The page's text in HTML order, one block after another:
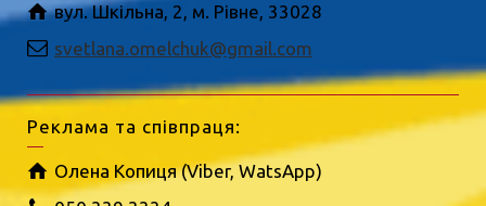
вул. Шкільна, 2, м. Рівне, 33028
svetlana.omelchuk@gmail.com
Реклама та співпраця:
Олена Копиця (Viber, WatsApp)